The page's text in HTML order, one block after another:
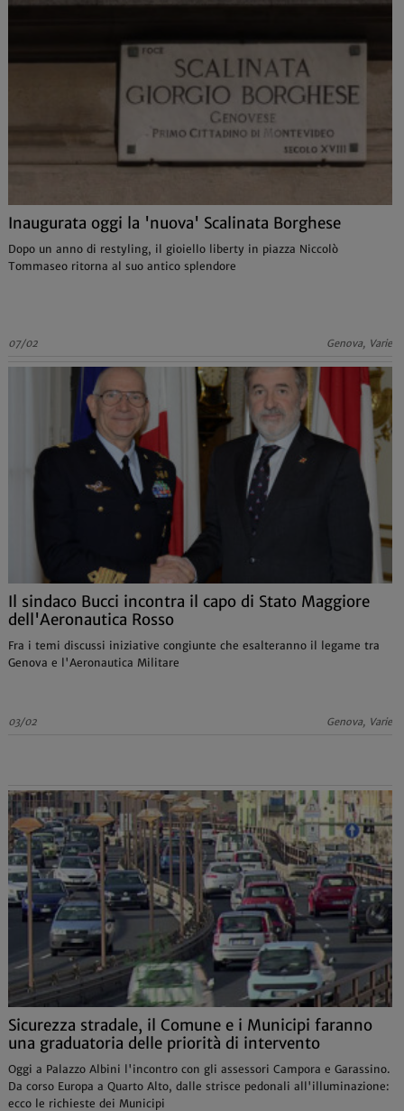
Inaugurata oggi la 'nuova' Scalinata Borghese
Dopo un anno di restyling, il gioiello liberty in piazza Niccolò
Tommaseo ritorna al suo antico splendore
07/02 Genova, Varie
Il sindaco Bucci incontra il capo di Stato Maggiore
dell'Aeronautica Rosso
Fra i temi discussi iniziative congiunte che esalteranno il legame tra
Genova e l'Aeronautica Militare
03/02 Genova, Varie
Sicurezza stradale, il Comune e i Municipi faranno
una graduatoria delle priorità di intervento
Oggi a Palazzo Albini l'incontro con gli assessori Campora e Garassino.
Da corso Europa a Quarto Alto, dalle strisce pedonali all'illuminazione:
ecco le richieste dei Municipi